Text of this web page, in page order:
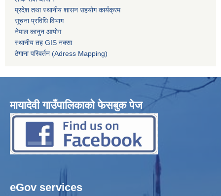
प्रदेश तथा स्थानीय शासन सहयोग कार्यक्रम
सूचना प्रविधि विभाग
नेपाल कानुन आयोग
स्थानीय तह GIS नक्सा
ठेगाना परिवर्तन (Adress Mapping)
मायादेवी गाउँपालिकाको फेसबुक पेज
eGov services